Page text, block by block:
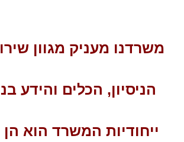
משרדנו מעניק מגוון
הניסיון, הכלים והידע
ייחודיות המשרד הוא